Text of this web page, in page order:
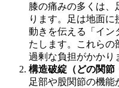
膝の痛みの多くは、
ります。足は地面
動きを伝える「イン
たします。これらの
過剰な負担がかかり
構造破綻（どの関節
足部や股関節の機能